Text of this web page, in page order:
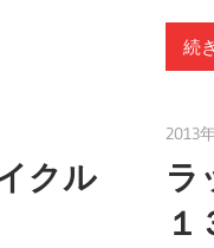
続
クル
2013
ラ